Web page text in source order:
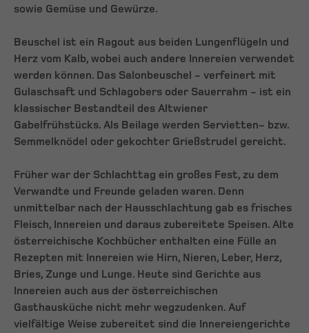
sowie Gemüse und Gewürze.
Beuschel ist ein Ragout aus beiden Lungenflügeln und
Herz vom Kalb, wobei auch andere Innereien verwendet
werden können. Das Salonbeuschel - verfeinert mit
Gulaschsaft und Schlagobers oder Sauerrahm - ist ein
klassischer Bestandteil des Altwiener
Gabelfrühstücks. Als Beilage werden Servietten- bzw.
Semmelknödel oder gekochter Grießstrudel gereicht.
Früher war der Schlachttag ein großes Fest, zu dem
Verwandte und Freunde geladen waren. Denn
unmittelbar nach der Hausschlachtung gab es frisches
Fleisch, Innereien und daraus zubereitete Speisen. Alte
österreichische Kochbücher enthalten eine Fülle an
Rezepten mit Innereien wie Hirn, Nieren, Leber, Herz,
Bries, Zunge und Lunge. Heute sind Gerichte aus
Innereien auch aus der österreichischen
Gasthausküche nicht mehr wegzudenken. Auf
vielfältige Weise zubereitet sind die Innereiengerichte